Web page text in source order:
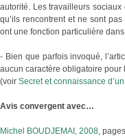
autorité. Les travailleurs
qu’ils rencontrent et ne sont
ont une fonction particulière
- Bien que parfois invoqué,
aucun caractère obligatoire pour
(voir Secret et connaissance
Avis convergent avec…
Michel BOUDJEMAI, 2008,